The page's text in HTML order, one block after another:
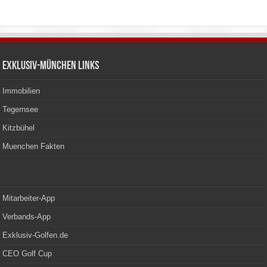
Exklusiv-München Links
Immobilien
Tegernsee
Kitzbühel
Muenchen Fakten
Mitarbeiter-App
Verbands-App
Exklusiv-Golfen.de
CEO Golf Cup